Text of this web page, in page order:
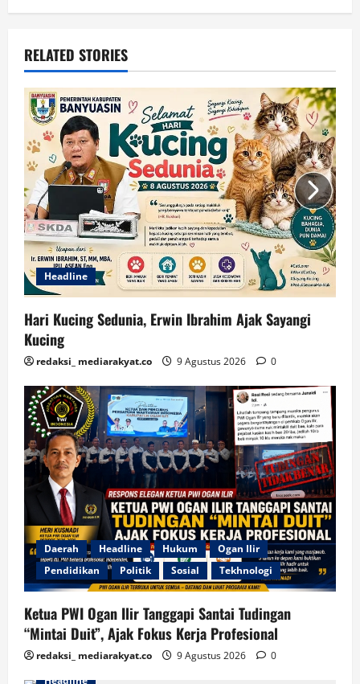
RELATED STORIES
Headline
Hari Kucing Sedunia, Erwin Ibrahim Ajak Sayangi
Kucing
redaksi_ mediarakyat.co 9 Agustus 2026 0
Daerah Headline Hukum
Ogan Ilir
Pendidikan
Politik Sosial Tekhnologi
Ketua PWI Ogan Ilir Tanggapi Santai Tudingan
“Mintai Duit”, Ajak Fokus Kerja Profesional
redaksi_ mediarakyat.co 9 Agustus 2026
0
Headline